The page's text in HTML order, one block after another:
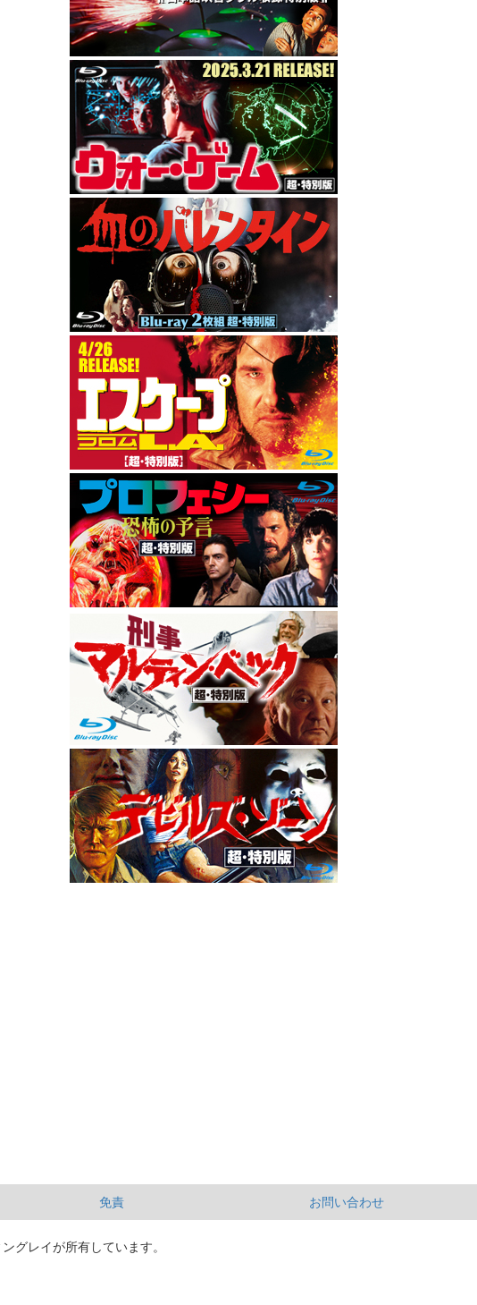
免責 お問い合わせ
グレイが所有しています。